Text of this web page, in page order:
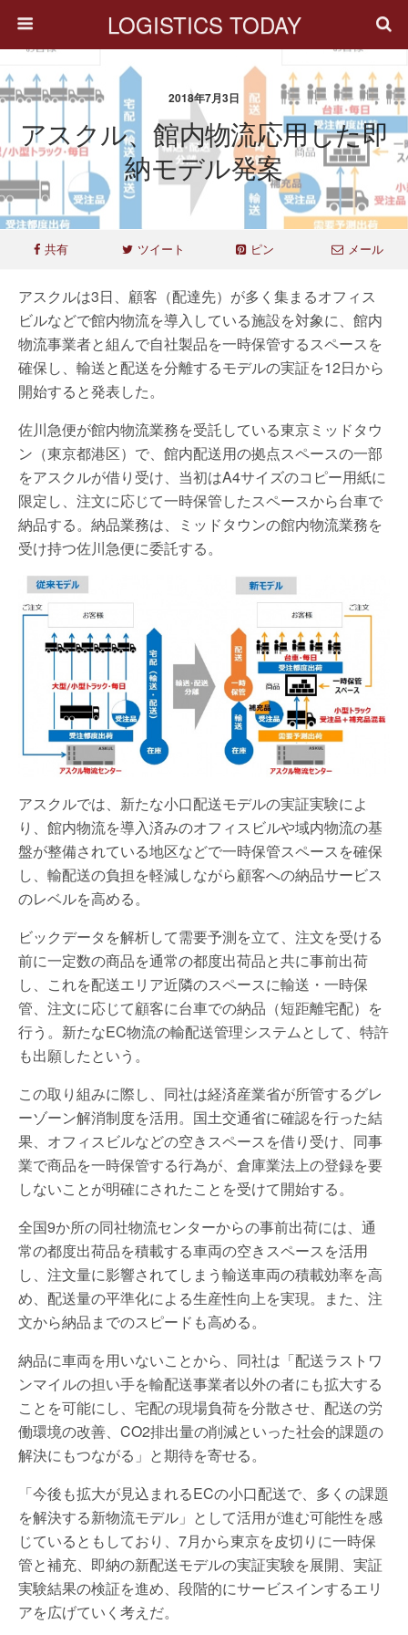
LOGISTICS TODAY
2018年7月3日
アスクル、館内物流応用した即
納モデル発案
共有 ツイート ピン メール
アスクルは3日、顧客（配達先）が多く集まるオフィス
ビルなどで館内物流を導入している施設を対象に、館内
物流事業者と組んで自社製品を一時保管するスペースを
確保し、輸送と配送を分離するモデルの実証を12日から
開始すると発表した。
佐川急便が館内物流業務を受託している東京ミッドタウ
ン（東京都港区）で、館内配送用の拠点スペースの一部
をアスクルが借り受け、当初はA4サイズのコピー用紙に
限定し、注文に応じて一時保管したスペースから台車で
納品する。納品業務は、ミッドタウンの館内物流業務を
受け持つ佐川急便に委託する。
アスクルでは、新たな小口配送モデルの実証実験によ
り、館内物流を導入済みのオフィスビルや域内物流の基
盤が整備されている地区などで一時保管スペースを確保
し、輸配送の負担を軽減しながら顧客への納品サービス
のレベルを高める。
ビックデータを解析して需要予測を立て、注文を受ける
前に一定数の商品を通常の都度出荷品と共に事前出荷
し、これを配送エリア近隣のスペースに輸送・一時保
管、注文に応じて顧客に台車での納品（短距離宅配）を
行う。新たなEC物流の輸配送管理システムとして、特許
も出願したという。
この取り組みに際し、同社は経済産業省が所管するグレ
ーゾーン解消制度を活用。国土交通省に確認を行った結
果、オフィスビルなどの空きスペースを借り受け、同事
業で商品を一時保管する行為が、倉庫業法上の登録を要
しないことが明確にされたことを受けて開始する。
全国9か所の同社物流センターからの事前出荷には、通
常の都度出荷品を積載する車両の空きスペースを活用
し、注文量に影響されてしまう輸送車両の積載効率を高
め、配送量の平準化による生産性向上を実現。また、注
文から納品までのスピードも高める。
納品に車両を用いないことから、同社は「配送ラストワ
ンマイルの担い手を輸配送事業者以外の者にも拡大する
ことを可能にし、宅配の現場負荷を分散させ、配送の労
働環境の改善、CO2排出量の削減といった社会的課題の
解決にもつながる」と期待を寄せる。
「今後も拡大が見込まれるECの小口配送で、多くの課題
を解決する新物流モデル」として活用が進む可能性を感
じているともしており、7月から東京を皮切りに一時保
管と補充、即納の新配送モデルの実証実験を展開、実証
実験結果の検証を進め、段階的にサービスインするエリ
アを広げていく考えだ。